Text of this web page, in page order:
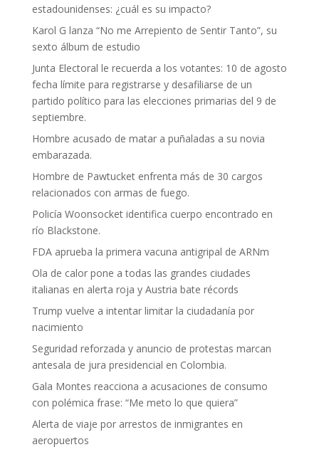
estadounidenses: ¿cuál es su impacto?
Karol G lanza “No me Arrepiento de Sentir Tanto”, su
sexto álbum de estudio
Junta Electoral le recuerda a los votantes: 10 de agosto
fecha límite para registrarse y desafiliarse de un
partido político para las elecciones primarias del 9 de
septiembre.
Hombre acusado de matar a puñaladas a su novia
embarazada.
Hombre de Pawtucket enfrenta más de 30 cargos
relacionados con armas de fuego.
Policía Woonsocket identifica cuerpo encontrado en
río Blackstone.
FDA aprueba la primera vacuna antigripal de ARNm
Ola de calor pone a todas las grandes ciudades
italianas en alerta roja y Austria bate récords
Trump vuelve a intentar limitar la ciudadanía por
nacimiento
Seguridad reforzada y anuncio de protestas marcan
antesala de jura presidencial en Colombia.
Gala Montes reacciona a acusaciones de consumo
con polémica frase: “Me meto lo que quiera”
Alerta de viaje por arrestos de inmigrantes en
aeropuertos